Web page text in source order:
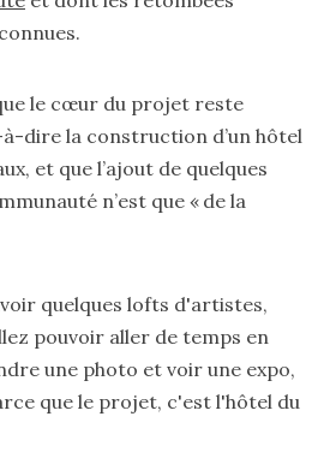
le cœur du projet reste
dire la construction d’un hôtel
et que l’ajout de quelques
n’est que « de la
quelques lofts d'artistes,
pouvoir aller de temps en
une photo et voir une expo,
que le projet, c'est l'hôtel du